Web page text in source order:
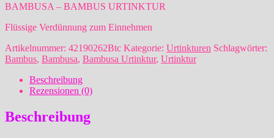
BAMBUSA – BAMBUS URTINKTUR
Flüssige Verdünnung zum Einnehmen
Artikelnummer: 42190262Btc Kategorie: Urtinkturen Schlagwörter:
Bambus, Bambusa, Bambusa Urtinktur, Urtinktur
Beschreibung
Rezensionen (0)
Beschreibung